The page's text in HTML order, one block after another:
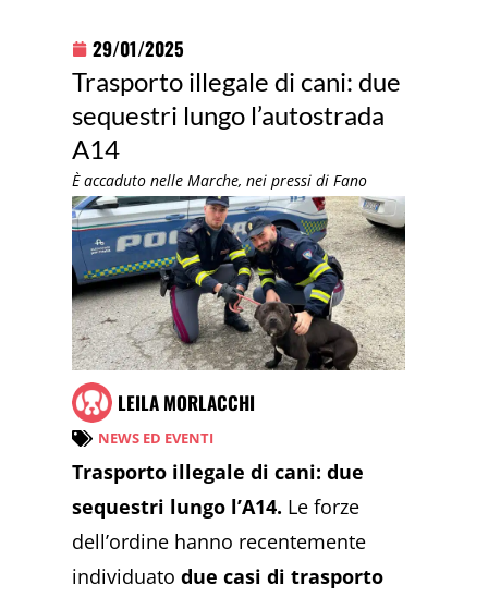
29/01/2025
Trasporto illegale di cani: due
sequestri lungo l’autostrada
A14
È accaduto nelle Marche, nei pressi di Fano
LEILA MORLACCHI
NEWS ED EVENTI
Trasporto illegale di cani: due
sequestri lungo l’A14. Le forze
dell’ordine hanno recentemente
individuatodue casi di trasporto